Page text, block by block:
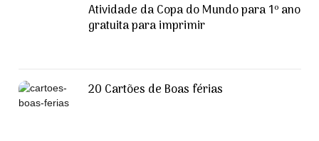
Atividade da Copa do Mundo para 1º ano
gratuita para imprimir
20 Cartões de Boas férias